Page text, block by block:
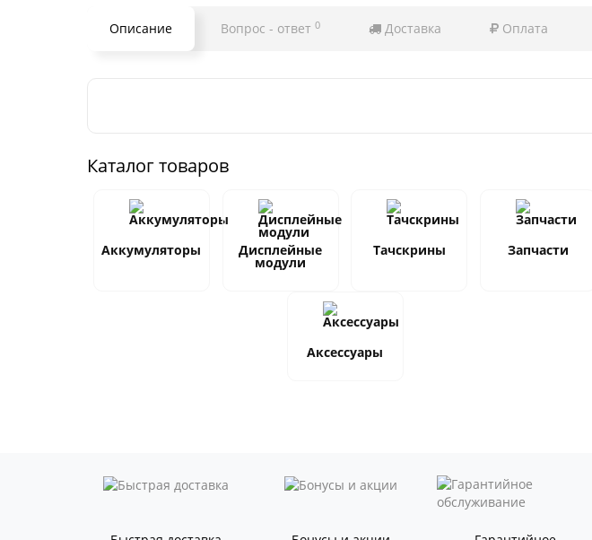
Описание Вопрос - ответ 0 Доставка Оплата
Каталог товаров
Аккумуляторы Дисплейные
модули
Тачскрины Запчасти
Аксессуары